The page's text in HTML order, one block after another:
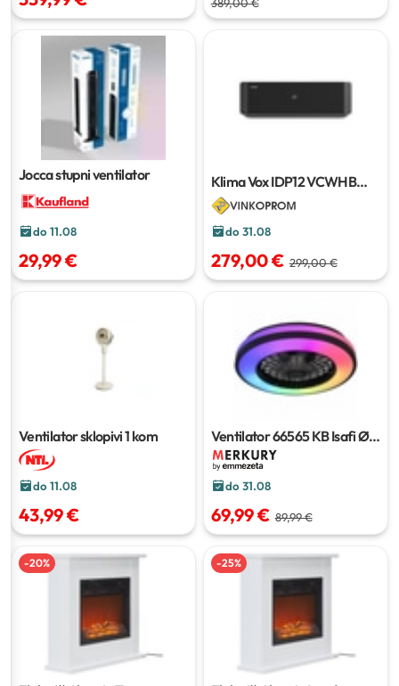
Jocca stupni ventilator
do 11.08
29,99 €
Klima Vox IDP12 VCWHB
Wi-Fi
do 31.08
279,00 € 299,00 €
Ventilator sklopivi1 kom
do 11.08
43,99 €
Ventilator 66565 KB IsafiØ
48,5 cm
do 31.08
69,99 € 89,99 €
-20% -25%